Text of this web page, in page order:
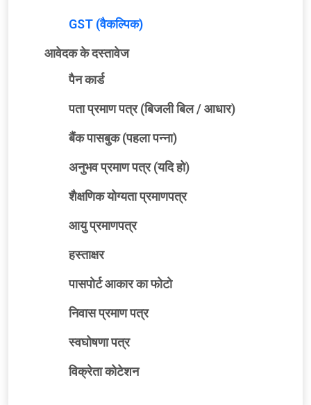
GST (वैकल्पिक)
आवेदक के दस्तावेज
पैन कार्ड
पता प्रमाण पत्र (बिजली बिल / आधार)
बैंक पासबुक (पहला पन्ना)
अनुभव प्रमाण पत्र (यदि हो)
शैक्षणिक योग्यता प्रमाणपत्र
आयु प्रमाणपत्र
हस्ताक्षर
पासपोर्ट आकार का फोटो
निवास प्रमाण पत्र
स्वघोषणा पत्र
विक्रेता कोटेशन